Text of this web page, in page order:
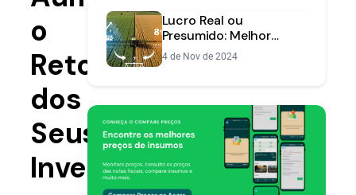
o
Retorno
dos
Seus
Investimentos
Lucro Real ou
Presumido: Melhor
Regime Tributário para
Fazendas
4 de Nov de 2024